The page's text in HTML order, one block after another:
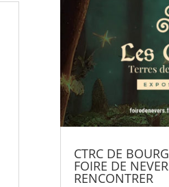
CTRC DE
FOIRE DE
RENCONTRER